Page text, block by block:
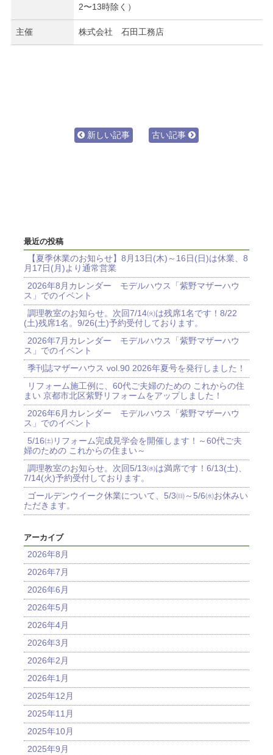
2〜13時除く）
主催 株式会社 石田工務店
新しい記事 古い記事
最近の投稿
【夏季休業のお知らせ】8月13日(木)～16日(日)は休業、8
月17日(月)より通常営業
2026年8月カレンダー モデルハウス「紫野マザーハウ
ス」でのイベント
調理教室のお知らせ。次回7/14㈫は残席1名です！8/22
(土)残席1名。9/26(土)予約受付しております。
2026年7月カレンダー モデルハウス「紫野マザーハウ
ス」でのイベント
季刊誌マザーハウス vol.90 2026年夏号を発行しました！
リフォーム施工例に、60代ご夫婦のための これからの住
まい 京都市北区紫野リフォームをアップしました！
2026年6月カレンダー モデルハウス「紫野マザーハウ
ス」でのイベント
5/16㈯リフォーム完成見学会を開催します！～60代ご夫
婦のための これからの住まい～
調理教室のお知らせ。次回5/13㈬は満席です！6/13(土)、
7/14(火)予約受付しております。
ゴールデンウイーク休業について、5/3㈰～5/6㈬お休みい
ただきます。
アーカイブ
2026年8月
2026年7月
2026年6月
2026年5月
2026年4月
2026年3月
2026年2月
2026年1月
2025年12月
2025年11月
2025年10月
2025年9月